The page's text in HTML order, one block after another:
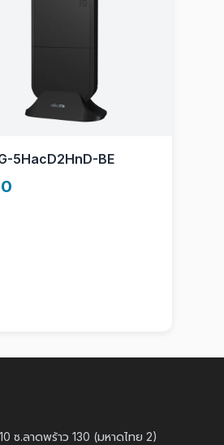
5HacD2HnD-BE
ซ.ลาดพร้าว 130 (มหาดไทย 2)